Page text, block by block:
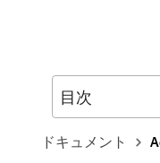
ドキュメント
目次